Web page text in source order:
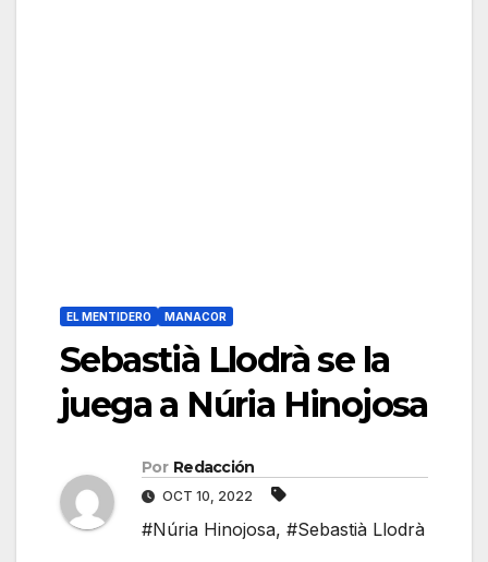
EL MENTIDERO MANACOR
Sebastià Llodrà se la
juega a Núria Hinojosa
Por Redacción
OCT 10, 2022
#Núria Hinojosa, #Sebastià Llodrà